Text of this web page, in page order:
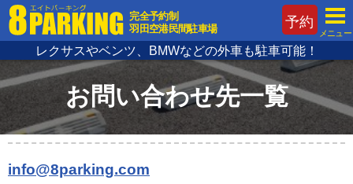
完全予約制
羽田空港民間駐車場
予約
メニュー
レクサスやベンツ、BMWなどの外車も駐車可能！
お問い合わせ先一覧
info@8parking.com